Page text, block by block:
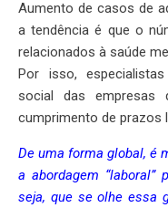
Aumento de casos de
a tendência é que o
relacionados à saúde
Por isso,
social das empresas
cumprimento de prazos
De uma forma global, é
a abordagem “laboral”
seja, que se olhe essa